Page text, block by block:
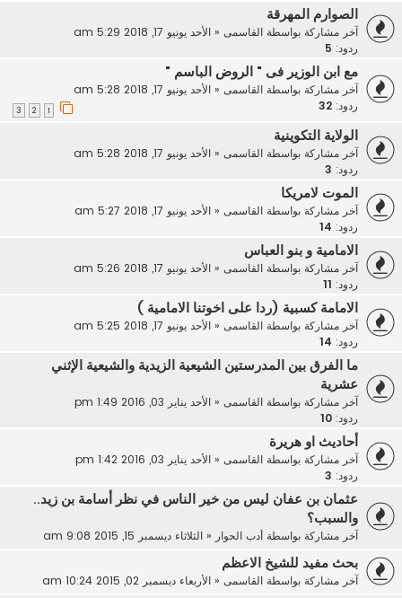
الصوارم المهرقة
آخر مشاركة بواسطة القاسمى« الأحد يونيو 17, 2018 5:29 am
ردود: 5
مع ابن الوزير فى " الروض الباسم "
آخر مشاركة بواسطة القاسمى« الأحد يونيو 17, 2018 5:28 am
ردود: 32
3
الولاية التكوينية
آخر مشاركة بواسطة القاسمى « الأحد يونيو 17, 2018 5:28 am
ردود: 3
الموت لامريكا
آخر مشاركة بواسطة القاسمى « الأحد يونيو 17, 2018 5:27 am
ردود: 14
الامامية و بنو العباس
آخر مشاركة بواسطة القاسمى « الأحد يونيو 17, 2018 5:26 am
ردود: 11
الامامة كسبية (ردا على اخوتنا الامامية )
آخر مشاركة بواسطة القاسمى « الأحد يونيو 17, 2018 5:25 am
ردود: 14
ما الفرق بين المدرستين الشيعية الزيدية والشيعية الإثني
عشرية
آخر مشاركة بواسطة القاسمى « الأحد يناير 03, 2016 1:49 pm
ردود: 10
أحاديث او هريرة
آخر مشاركة بواسطة القاسمى « الأحد يناير 03, 2016 1:42 pm
ردود: 3
عثمان بن عفان ليس من خير الناس في نظر أسامة بن زيد..
والسبب؟
آخر مشاركة بواسطة أدب الحوار« الثلاثاء ديسمبر 15, 2015 9:08 am
بحث مفيد للشيخ الاعظم
آخر مشاركة بواسطة القاسمى « الأربعاء ديسمبر 02, 2015 10:24 am